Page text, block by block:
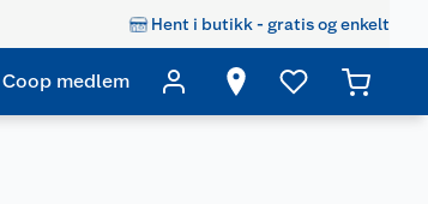
Hent i butikk - gratis og enkelt
Coop medlem